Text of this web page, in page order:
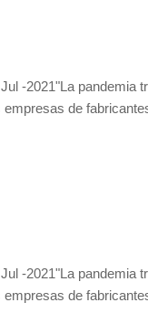
-2021"La pandemia
de
-2021"La pandemia
de